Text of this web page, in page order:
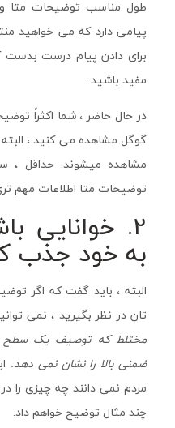
طول مناسب توضیحات متا
پیامی دارد که می خواهید
برای دادن پیام درست بدست
مفید باشید.
توضیحات متا اطلاعات مهم
2. خوانایی
به خود جذب
البته ، باید گفت که اگر
تان در نظر بگیرید ، نمی
مختلط که توصیف یک سطح
ضمنی بالا را نشان نمی دهد.
مردم نمی دانند چه چیزی را
چند مثال توضیح خواهم داد.